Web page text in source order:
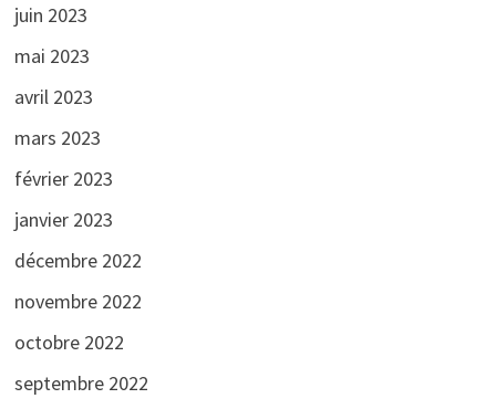
juin 2023
mai 2023
avril 2023
mars 2023
février 2023
janvier 2023
décembre 2022
novembre 2022
octobre 2022
septembre 2022